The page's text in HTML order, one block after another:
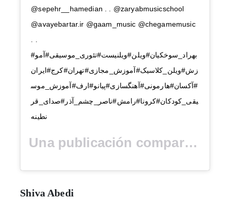
@sepehr__hamedian . . @zaryabmusicschool
@avayebartar.ir @gaam_music @chegamemusic
#بهراد_سوخکیان#ویلن#ویلنیست#تئوری_موسیقی#آمو
زش#ویلن_کلاسیک#آموزش_مجازی#تهران#کرج#ایران
#آکسان#هارمونی#آهنگسازی#پیانو#ارف#آموزش_موس
یقی_کودکان#کرونا#رامش#ناصر_چشم_آذر#صدای_قر
نطینه
Una publicación compartida por (@behradsoukhakian) el
Shiva Abedi